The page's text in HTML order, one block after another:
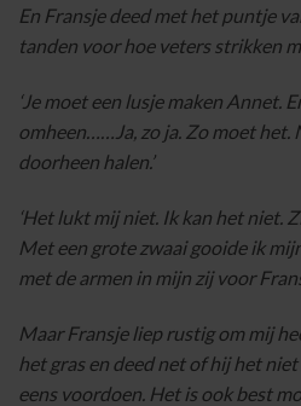
En Fransje deed met het puntje
tanden voor hoe veters strikken
‘Je moet een lusje maken Annet.
omheen……Ja, zo ja. Zo moet het.
doorheen halen.’
‘Het lukt mij niet. Ik kan het niet.
Met een grote zwaai gooide ik
met de armen in mijn zij voor
Maar Fransje liep rustig om mij
het gras en deed net of hij het niet
eens voordoen. Het is ook best